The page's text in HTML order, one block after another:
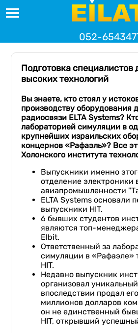
052-
Подготовка специалистов
высоких технологий
Вы знаете, кто стоял у
производству оборудования
радиосвязи ELTA Systems?
лабораторией симуляции в
крупнейших израильских
концернов «Рафаэль»? Все
Холонского института
Выпускники именно
отделение электроники
авиапромышленности
ELTA Systems основали
выпускники HIT.
6 бывших студентов
являются топ-
Elbit.
Ответственный за
симуляции в «Рафаэле»
HIT.
Недавно выпускник
организовал
впоследствии продал
миллионов долларов
он не единственный
HIT, открывший